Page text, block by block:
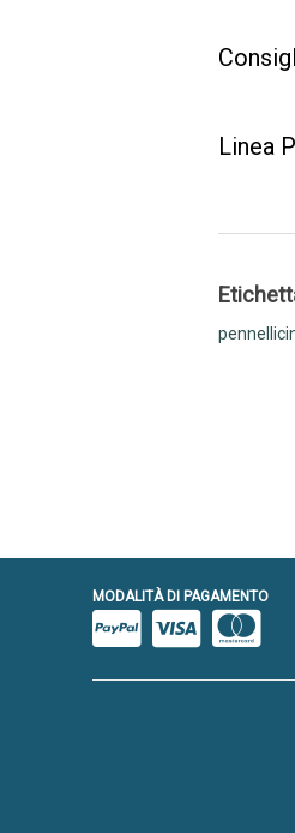
Linea
MODALITÀ DI PAGAMENTO